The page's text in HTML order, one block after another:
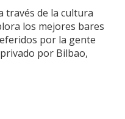
través de la cultura
los mejores bares
por la gente
por Bilbao,
de interés.